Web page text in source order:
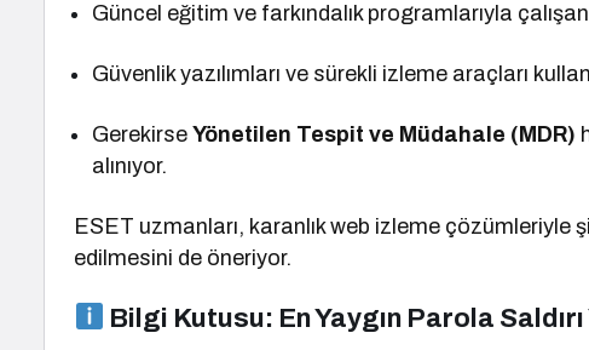
Güncel eğitim ve farkındalık programlarıyla
Güvenlik yazılımları ve sürekli izleme araçları
GerekirseYönetilen Tespit ve Müdahale (MDR)
alınıyor.
ESET uzmanları, karanlık web izleme çözümleriyle
edilmesini de öneriyor.
Bilgi Kutusu: En Yaygın Parola